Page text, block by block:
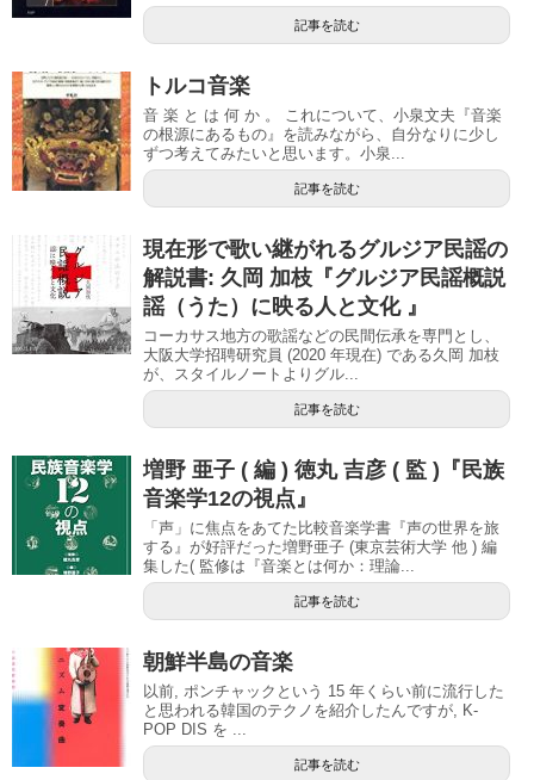
記事を読む
トルコ音楽
音 楽 と は 何 か 。 これについて、小泉文夫『音楽
の根源にあるもの』を読みながら、自分なりに少し
ずつ考えてみたいと思います。小泉...
記事を読む
現在形で歌い継がれるグルジア民謡の
解説書: 久岡 加枝『グルジア民謡概説
謡（うた）に映る人と文化 』
コーカサス地方の歌謡などの民間伝承を専門とし、
大阪大学招聘研究員 (2020 年現在) である久岡 加枝
が、スタイルノートよりグル...
記事を読む
増野 亜子 ( 編 ) 徳丸 吉彦 ( 監 )『民族
音楽学12の視点』
「声」に焦点をあてた比較音楽学書『声の世界を旅
する』が好評だった増野亜子 (東京芸術大学 他 ) 編
集した( 監修は『音楽とは何か：理論...
記事を読む
朝鮮半島の音楽
以前, ポンチャックという 15 年くらい前に流行した
と思われる韓国のテクノを紹介したんですが, K-
POP DIS を ...
記事を読む